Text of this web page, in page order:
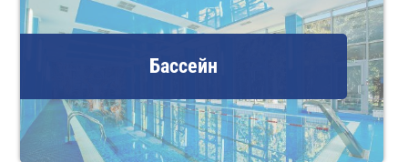
Бассейн